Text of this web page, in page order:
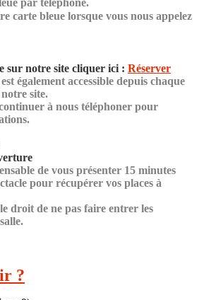
par téléphone.
carte bleue lorsque vous nous appelez
sur notre site cliquer ici : Réserver
également accessible depuis chaque
site.
à nous téléphoner pour
de vous présenter 15 minutes
pour récupérer vos places à
droit de ne pas faire entrer les
?